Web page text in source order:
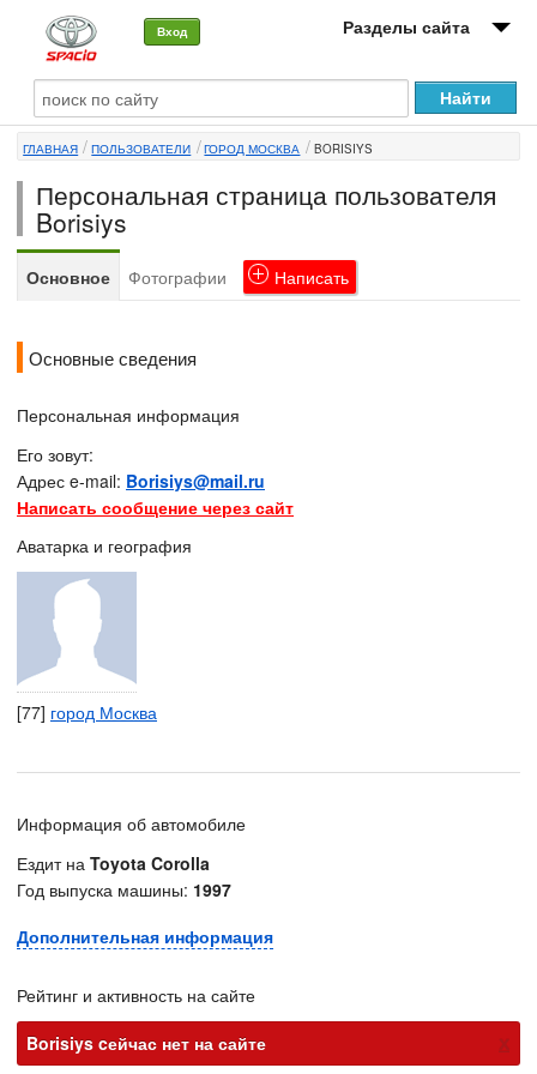
Вход Разделы сайта
О машине
Автоклуб
Форумы
Сервисы и услуги
ГЛАВНАЯ ПОЛЬЗОВАТЕЛИ ГОРОД МОСКВА BORISIYS
Персональная страница пользователя
Borisiys
Основное Фотографии Написать
Основные сведения
Персональная информация
Его зовут:
Адрес e-mail: Borisiys@mail.ru
Написать сообщение через сайт
Аватарка и география
[77] город Москва
Информация об автомобиле
Ездит на Toyota Corolla
Год выпуска машины: 1997
Дополнительная информация
Рейтинг и активность на сайте
Borisiys cейчас нет на сайте
х